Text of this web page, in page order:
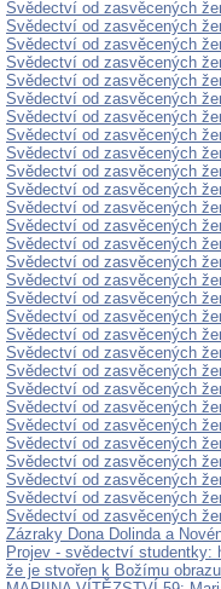
Svědectví od zasvěcených
Svědectví od zasvěcených
Svědectví od zasvěcených
Svědectví od zasvěcených
Svědectví od zasvěcených
Svědectví od zasvěcených
Svědectví od zasvěcených
Svědectví od zasvěcených
Svědectví od zasvěcených
Svědectví od zasvěcených
Svědectví od zasvěcených
Svědectví od zasvěcených
Svědectví od zasvěcených
Svědectví od zasvěcených
Svědectví od zasvěcených
Svědectví od zasvěcených
Svědectví od zasvěcených
Svědectví od zasvěcených
Svědectví od zasvěcených
Svědectví od zasvěcených
Svědectví od zasvěcených
Svědectví od zasvěcených
Svědectví od zasvěcených
Svědectví od zasvěcených
Svědectví od zasvěcených
Svědectví od zasvěcených
Svědectví od zasvěcených
Svědectví od zasvěcených
Svědectví od zasvěcených
Zázraky Dona Dolinda a
Projev - svědectví studentky:
že je stvořen k Božímu obrazu